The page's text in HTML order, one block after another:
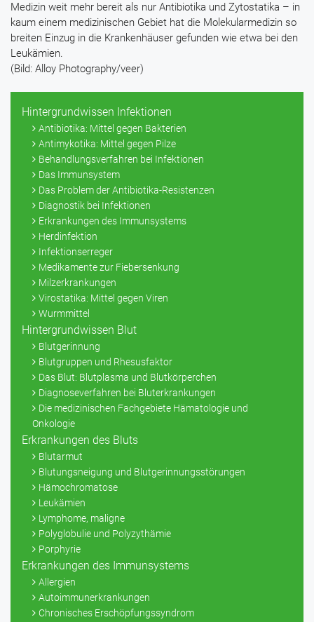
Medizin weit mehr bereit als nur Antibiotika und Zytostatika – in
kaum einem medizinischen Gebiet hat die Molekularmedizin so
breiten Einzug in die Krankenhäuser gefunden wie etwa bei den
Leukämien.
(Bild: Alloy Photography/veer)
Hintergrundwissen Infektionen
Antibiotika: Mittel gegen Bakterien
Antimykotika: Mittel gegen Pilze
Behandlungsverfahren bei Infektionen
Das Immunsystem
Das Problem der Antibiotika-Resistenzen
Diagnostik bei Infektionen
Erkrankungen des Immunsystems
Herdinfektion
Infektionserreger
Medikamente zur Fiebersenkung
Milzerkrankungen
Virostatika: Mittel gegen Viren
Wurmmittel
Hintergrundwissen Blut
Blutgerinnung
Blutgruppen und Rhesusfaktor
Das Blut: Blutplasma und Blutkörperchen
Diagnoseverfahren bei Bluterkrankungen
Die medizinischen Fachgebiete Hämatologie und
Onkologie
Erkrankungen des Bluts
Blutarmut
Blutungsneigung und Blutgerinnungsstörungen
Hämochromatose
Leukämien
Lymphome, maligne
Polyglobulie und Polyzythämie
Porphyrie
Erkrankungen des Immunsystems
Allergien
Autoimmunerkrankungen
Chronisches Erschöpfungssyndrom